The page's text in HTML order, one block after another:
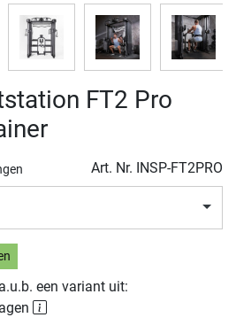
FT2 Pro
Art. Nr. INSP-FT2PRO
een variant uit: